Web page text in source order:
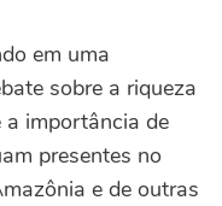
em uma
sobre a riqueza
a importância de
presentes no
e de outras